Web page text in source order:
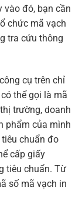
đó, bạn cần
chức mã vạch
tra cứu thông
cụ trên chỉ
thể gọi là mã
trường, doanh
phẩm của mình
chuẩn đo
cấp giấy
tiêu chuẩn. Từ
số mã vạch in